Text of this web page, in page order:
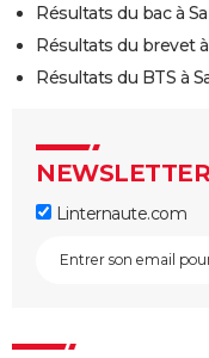
Résultats du bac à
Résultats du brevet
Résultats du BTS à
NEWSLETTER
Linternaute.com